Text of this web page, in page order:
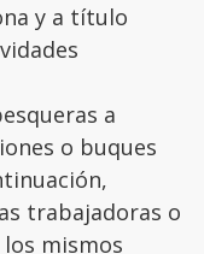
y a título
a
o buques
trabajadoras o
mismos